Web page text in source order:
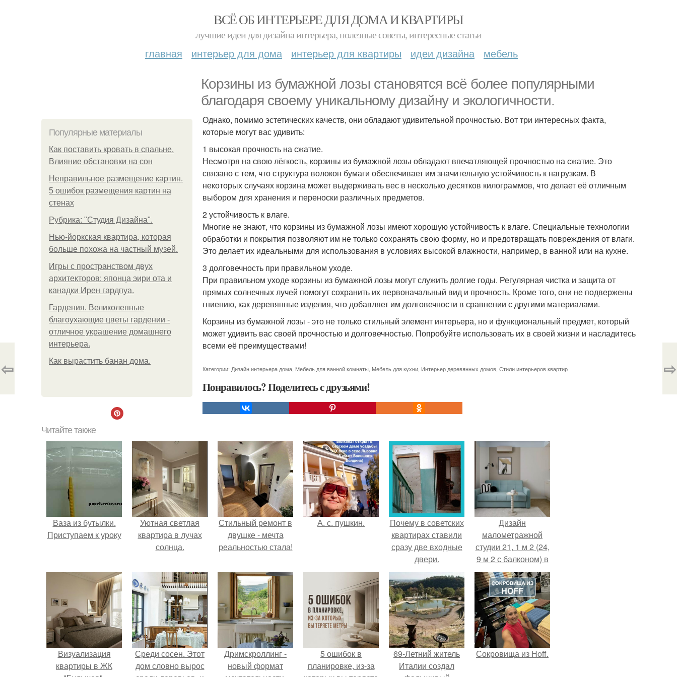
ВСЁ ОБ ИНТЕРЬЕРЕ ДЛЯ ДОМА И КВАРТИРЫ
лучшие идеи для дизайна интерьера, полезные советы, интересные статьи
главная интерьер для дома интерьер для квартиры идеи дизайна мебель
Корзины из бумажной лозы становятся всё более популярными
благодаря своему уникальному дизайну и экологичности.
Популярные материалы
Как поставить кровать в спальне.
Влияние обстановки на сон
Неправильное размещение картин.
5 ошибок размещения картин на
стенах
Рубрика: "Студия Дизайна".
Нью-йоркская квартира, которая
больше похожа на частный музей.
Игры с пространством двух
архитекторов: японца эири ота и
канадки Ирен гардпуа.
Гардения. Великолепные
благоухающие цветы гардении -
отличное украшение домашнего
интерьера.
Как вырастить банан дома.
Однако, помимо эстетических качеств, они обладают удивительной прочностью. Вот три интересных факта,
которые могут вас удивить:
1 высокая прочность на сжатие.
Несмотря на свою лёгкость, корзины из бумажной лозы обладают впечатляющей прочностью на сжатие. Это
связано с тем, что структура волокон бумаги обеспечивает им значительную устойчивость к нагрузкам. В
некоторых случаях корзина может выдерживать вес в несколько десятков килограммов, что делает её отличным
выбором для хранения и переноски различных предметов.
2 устойчивость к влаге.
Многие не знают, что корзины из бумажной лозы имеют хорошую устойчивость к влаге. Специальные технологии
обработки и покрытия позволяют им не только сохранять свою форму, но и предотвращать повреждения от влаги.
Это делает их идеальными для использования в условиях высокой влажности, например, в ванной или на кухне.
3 долговечность при правильном уходе.
При правильном уходе корзины из бумажной лозы могут служить долгие годы. Регулярная чистка и защита от
прямых солнечных лучей помогут сохранить их первоначальный вид и прочность. Кроме того, они не подвержены
гниению, как деревянные изделия, что добавляет им долговечности в сравнении с другими материалами.
Корзины из бумажной лозы - это не только стильный элемент интерьера, но и функциональный предмет, который
может удивить вас своей прочностью и долговечностью. Попробуйте использовать их в своей жизни и насладитесь
всеми её преимуществами!
Категории: Дизайн интерьера дома Мебель для ванной комнаты Мебель для кухни Интерьер деревянных домов Стили интерьеров квартир
Понравилось? Поделитесь с друзьями!
⇦ ⇨
Читайте также
Ваза из бутылки.
Приступаем к уроку
Уютная светлая
квартира в лучах
солнца.
Стильный ремонт в
двушке - мечта
реальностью стала!
А. с. пушкин.
Почему в советских
квартирах ставили
сразу две входные
двери.
Дизайн
малометражной
студии 21, 1 м 2 (24,
9 м 2 с балконом) в
Краснодаре.
Визуализация
квартиры в ЖК
Среди сосен. Этот
дом словно вырос
Дримскроллинг -
новый формат
5 ошибок в
планировке, из-за
69-Летний житель
Италии создал
Сокровища из Hoff.